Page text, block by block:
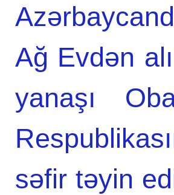
Ağ Evdən
yanaşı
səfir təyin